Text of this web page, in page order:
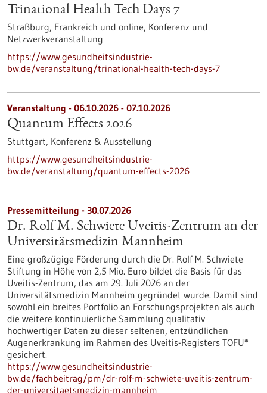
Trinational Health Tech Days 7
Straßburg, Frankreich und online, Konferenz und
Netzwerkveranstaltung
https://www.gesundheitsindustrie-
bw.de/veranstaltung/trinational-health-tech-days-7
Veranstaltung - 06.10.2026 - 07.10.2026
Quantum Effects 2026
Stuttgart, Konferenz & Ausstellung
https://www.gesundheitsindustrie-
bw.de/veranstaltung/quantum-effects-2026
Pressemitteilung - 30.07.2026
Dr. Rolf M. Schwiete Uveitis-Zentrum an der
Universitätsmedizin Mannheim
Eine großzügige Förderung durch die Dr. Rolf M. Schwiete
Stiftung in Höhe von 2,5 Mio. Euro bildet die Basis für das
Uveitis-Zentrum, das am 29. Juli 2026 an der
Universitätsmedizin Mannheim gegründet wurde. Damit sind
sowohl ein breites Portfolio an Forschungsprojekten als auch
die weitere kontinuierliche Sammlung qualitativ
hochwertiger Daten zu dieser seltenen, entzündlichen
Augenerkrankung im Rahmen des Uveitis-Registers TOFU*
gesichert.
https://www.gesundheitsindustrie-
bw.de/fachbeitrag/pm/dr-rolf-m-schwiete-uveitis-zentrum-
der-universitaetsmedizin-mannheim